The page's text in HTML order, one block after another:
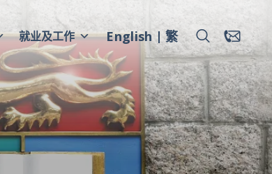
就业及工作 English 繁